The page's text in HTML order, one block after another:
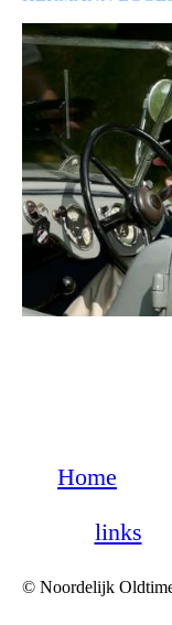
Home
links
© Noordelijk